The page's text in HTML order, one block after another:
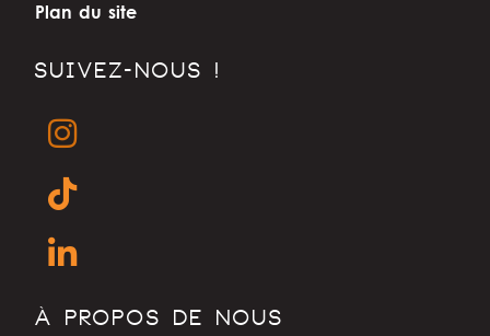
Plan du site
SUIVEZ-NOUS !
À PROPOS DE NOUS